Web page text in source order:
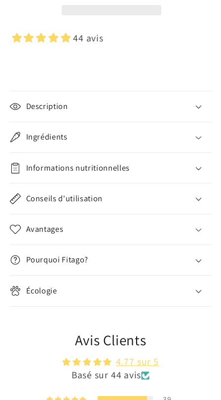
44 avis
n
e
u
r
d
c
i
l
Description
Ingrédients
Informations nutritionnelles
Conseils d'utilisation
Avantages
Pourquoi Fitago?
Écologie
Avis Clients
4.77 sur 5
Basé sur 44 avis